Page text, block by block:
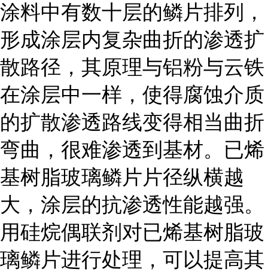
涂料中有数十层的鳞片排列，
形成涂层内复杂曲折的渗透扩
散路径，其原理与铝粉与云铁
在涂层中一样，使得腐蚀介质
的扩散渗透路线变得相当曲折
弯曲，很难渗透到基材。已烯
基树脂玻璃鳞片片径纵横越
大，涂层的抗渗透性能越强。
用硅烷偶联剂对已烯基树脂玻
璃鳞片进行处理，可以提高其